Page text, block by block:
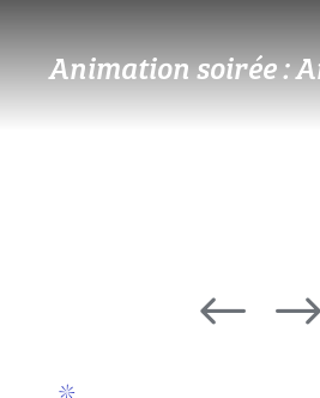
Animation soirée :